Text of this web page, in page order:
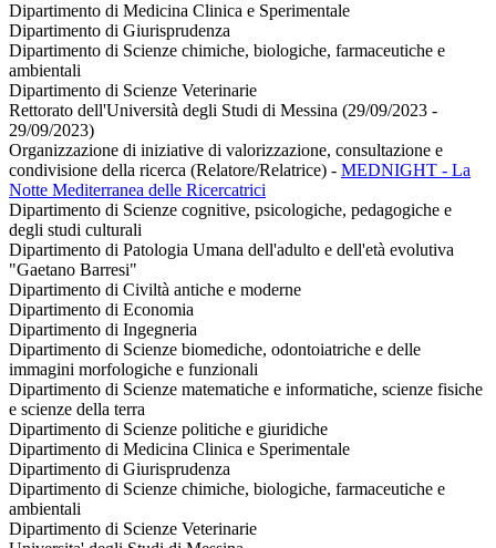
Dipartimento di Medicina Clinica e Sperimentale
Dipartimento di Giurisprudenza
Dipartimento di Scienze chimiche, biologiche, farmaceutiche e
ambientali
Dipartimento di Scienze Veterinarie
Rettorato dell'Università degli Studi di Messina (29/09/2023 -
29/09/2023)
Organizzazione di iniziative di valorizzazione, consultazione e
condivisione della ricerca (Relatore/Relatrice) - MEDNIGHT - La
Notte Mediterranea delle Ricercatrici
Dipartimento di Scienze cognitive, psicologiche, pedagogiche e
degli studi culturali
Dipartimento di Patologia Umana dell'adulto e dell'età evolutiva
"Gaetano Barresi"
Dipartimento di Civiltà antiche e moderne
Dipartimento di Economia
Dipartimento di Ingegneria
Dipartimento di Scienze biomediche, odontoiatriche e delle
immagini morfologiche e funzionali
Dipartimento di Scienze matematiche e informatiche, scienze fisiche
e scienze della terra
Dipartimento di Scienze politiche e giuridiche
Dipartimento di Medicina Clinica e Sperimentale
Dipartimento di Giurisprudenza
Dipartimento di Scienze chimiche, biologiche, farmaceutiche e
ambientali
Dipartimento di Scienze Veterinarie